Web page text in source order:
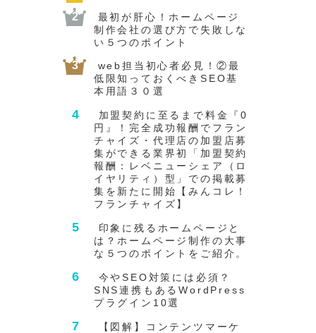
最初が肝心！ホームページ
制作会社の選び方で失敗しな
い５つのポイント
web担当初心者必見！②最
低限知っておくべきSEO基
本用語３０選
加盟契約に至るまで料金『0
円』！完全成功報酬でフラン
チャイズ・代理店の加盟店募
集ができる業界初「加盟契約
報酬：レベニューシェア（ロ
イヤリティ）型」での掲載募
集を新たに開始【みんコレ！
フランチャイズ】
印象に残るホームページと
は？ホームページ制作の大事
な５つのポイントをご紹介。
今やSEO対策には必須？
SNS連携もあるWordPress
プラグイン10選
【図解】コンテンツマーケ